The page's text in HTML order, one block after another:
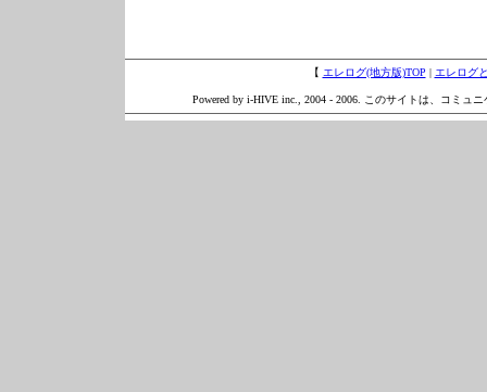
【 エレログ(地方版)TOP | エレログ
Powered by i-HIVE inc., 2004 - 2006. このサイトは、コミュ